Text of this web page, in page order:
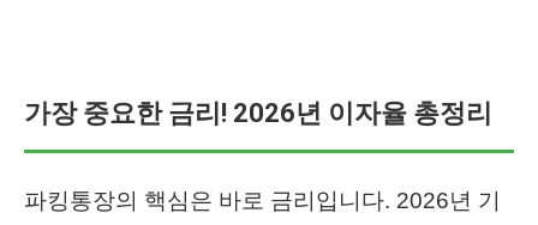
가장 중요한 금리! 2026년 이자율 총정리
파킹통장의 핵심은 바로 금리입니다. 2026년 기